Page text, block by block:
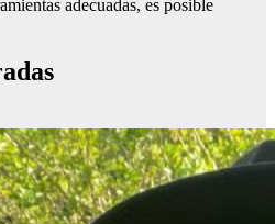
adecuadas, es posible